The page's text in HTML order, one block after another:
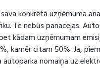
konkrētā uzņēmuma
Te nebūs panacejas.
kādam uzņēmumam
kamēr citam 50%. Ja,
autoparka nomaiņa uz